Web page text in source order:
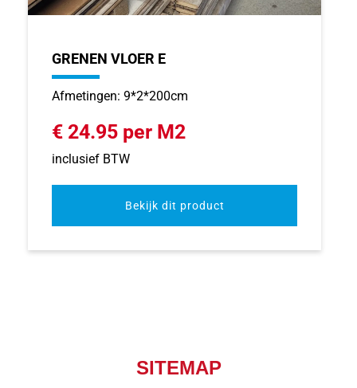
GRENEN VLOER E
Afmetingen: 9*2*200cm
€ 24.95 per M2
inclusief BTW
Bekijk dit product
SITEMAP